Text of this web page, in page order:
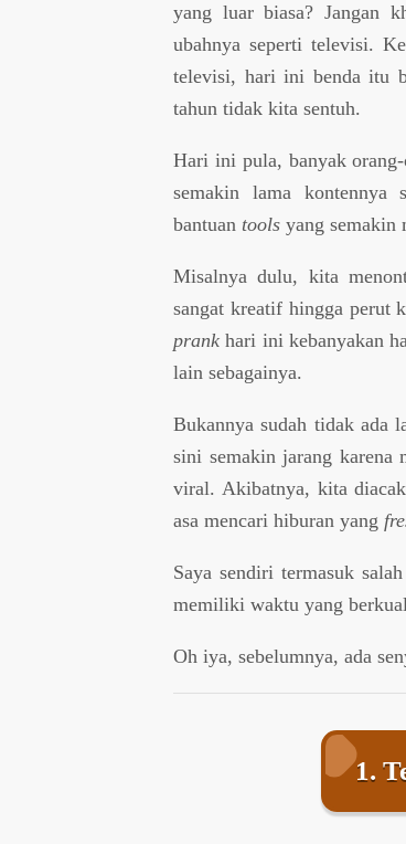
yang luar biasa? Jangan
ubahnya seperti televisi.
televisi, hari ini benda itu
tahun tidak kita sentuh.
Hari ini pula, banyak orang-
semakin lama kontennya
bantuan tools yang semakin
Misalnya dulu, kita
sangat kreatif hingga perut
prank hari ini kebanyakan
lain sebagainya.
Bukannya sudah tidak ada
sini semakin jarang karena
viral. Akibatnya, kita
asa mencari hiburan yang
Saya sendiri termasuk
memiliki waktu yang
Oh iya, sebelumnya, ada
1.